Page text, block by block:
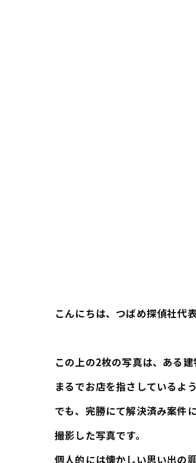
こんにちは、つばめ探偵社代
この上の2枚の写真は、ある
まるでお店を指さしているよ
でも、完勝にて解決済み案件
撮影した写真です。
個人的には懐かしい思い出の